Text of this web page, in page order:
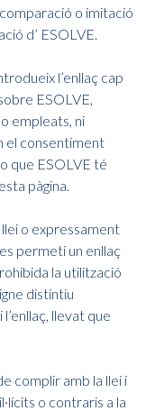
o imitació
d’ ESOLVE.
l’enllaç cap
ESOLVE,
empleats, ni
el consentiment
que ESOLVE té
pàgina.
o expressament
permeti un enllaç
la utilització
distintiu
llevat que
complir amb la llei i
o contraris a la